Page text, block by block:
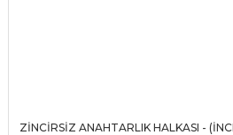
ZİNCİRSİZ ANAHTARLIK HALKASI -